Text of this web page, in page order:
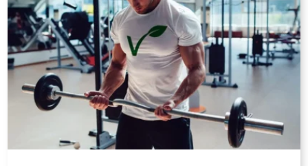
DE
RIESGO